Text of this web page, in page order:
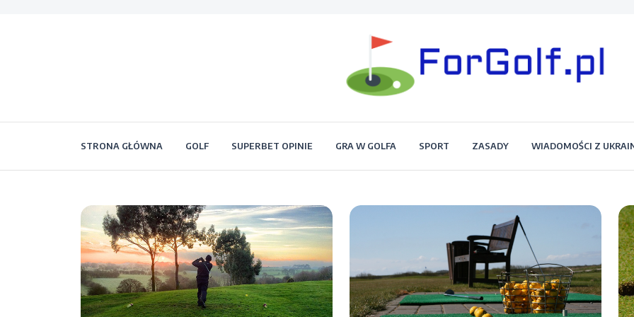
Forgolf.pl
STRONA GŁÓWNA GOLF SUPERBET OPINIE GRA W GOLFA SPORT ZASADY WIADOMOŚCI Z